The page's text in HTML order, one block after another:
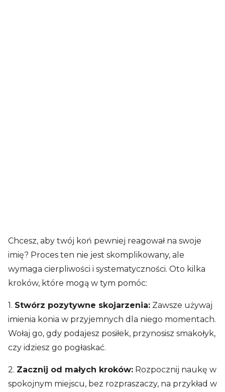
Chcesz, aby twój koń pewniej reagował na swoje
imię? Proces ten nie jest skomplikowany, ale
wymaga cierpliwości i systematyczności. Oto kilka
kroków, które mogą w tym pomóc:
1. Stwórz pozytywne skojarzenia: Zawsze używaj
imienia konia w przyjemnych dla niego momentach.
Wołaj go, gdy podajesz posiłek, przynosisz smakołyk,
czy idziesz go pogłaskać.
2. Zacznij od małych kroków: Rozpocznij naukę w
spokojnym miejscu, bez rozpraszaczy, na przykład w